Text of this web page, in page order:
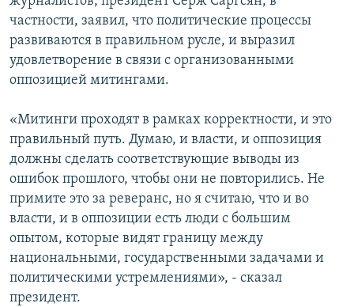
частности, заявил, что политические процессы
развиваются в правильном русле, и выразил
удовлетворение в связи с организованными
оппозицией митингами.
«Митинги проходят в рамках корректности, и это
правильный путь. Думаю, и власти, и оппозиция
должны сделать соответствующие выводы из
ошибок прошлого, чтобы они не повторились. Не
примите это за реверанс, но я считаю, что и во
власти, и в оппозиции есть люди с большим
опытом, которые видят границу между
национальными, государственными задачами и
политическими устремлениями», - сказал
президент.